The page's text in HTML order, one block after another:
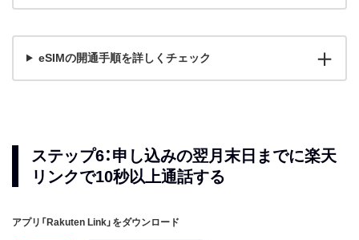
eSIMの開通手順を詳しくチェック
ステップ6：申し込みの翌月末日までに楽天
リンクで10秒以上通話する
アプリ「Rakuten Link」をダウンロード